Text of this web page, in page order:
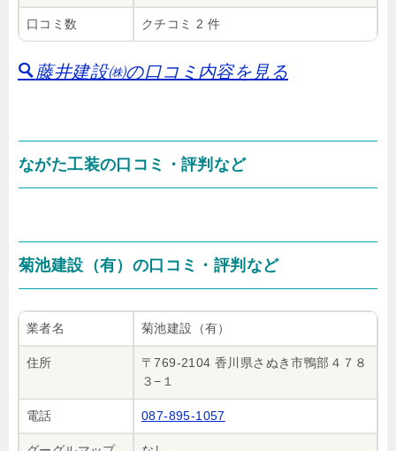
口コミ数 クチコミ 2 件
藤井建設㈱の口コミ内容を見る
ながた工装の口コミ・評判など
菊池建設（有）の口コミ・評判など
業者名 菊池建設（有）
住所
〒769-2104 香川県さぬき市鴨部４７８
３−１
電話 087-895-1057